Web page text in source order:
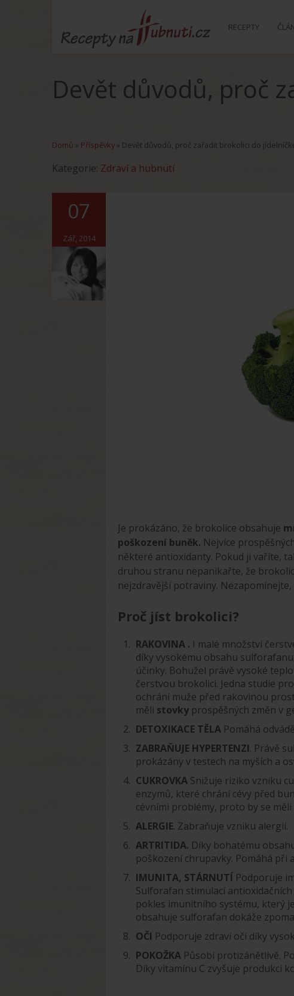
RECEPTY
Devět důvodů, proč
Domů » Příspěvky » Devět důvodů, proč zařadit brokolici do
Kategorie: Zdraví a hubnutí
07
Zář, 2014
Je prokázáno, že brokolice obsahuje
poškození buněk. Nejvíce
některé antioxidanty. Pokud ji vaříte,
druhou stranu nepanikařte, že
nejzdravější potraviny.
Proč jíst brokolici?
RAKOVINA . I malé množství
díky vysokému obsahu
účinky. Bohužel právě vysoké
čerstvou brokolici. Jedna studie
ochrání muže před rakovinou
měli stovky prospěšných změn v
DETOXIKACE TĚLA Pomáhá
ZABRAŇUJE HYPERTENZI. Právě
prokázány v testech na myších a
CUKROVKA Snižuje riziko vzniku
enzymů, které chrání cévy před
cévními problémy, proto by se
ALERGIE. Zabraňuje vzniku alergií.
ARTRITIDA. Díky bohatému
poškození chrupavky. Pomáhá při
IMUNITA, STÁRNUTÍ Podporuje
Sulforafan stimulací
pokles imunitního systému, který
obsahuje sulforafan dokáže
OČI Podporuje zdraví očí díky
POKOŽKA Působí protizánětlivě.
Díky vitamínu C zvyšuje produkci